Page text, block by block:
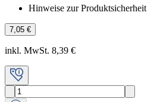
Hinweise zur Produktsicherheit
7,05 €
inkl. MwSt. 8,39 €